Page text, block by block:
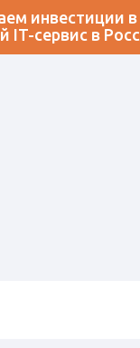
инвестиции
IT-сервис в